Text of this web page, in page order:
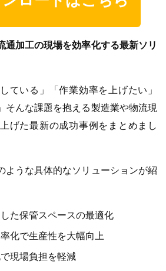
通加工の現場を効率化する最新ソリ
ている」「作業効率を上げたい」
そんな課題を抱える製造業や物流現
げた最新の成功事例をまとめまし
ような具体的なソリューションが紹
た保管スペースの最適化
化で生産性を大幅向上
現場負担を軽減